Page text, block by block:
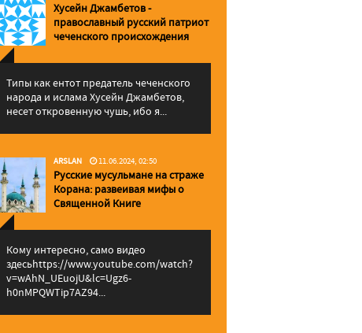
Хусейн Джамбетов -
православный русский патриот
чеченского происхождения
Типы как ентот предатель чеченского
народа и ислама Хусейн Джамбетов,
несет откровенную чушь, ибо я...
ARSLAN 11.06.2024, 02:50
Русские мусульмане на страже
Корана: pазвеивая мифы о
Священной Книге
Кому интересно, само видео
здесьhttps://www.youtube.com/watch?
v=wAhN_UEuojU&lc=Ugz6-
h0nMPQWTip7AZ94...